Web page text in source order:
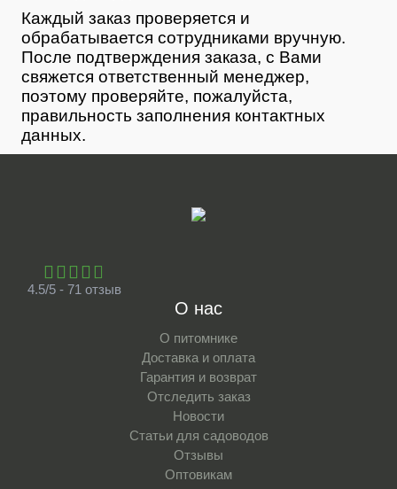
Каждый заказ проверяется и
обрабатывается сотрудниками вручную.
После подтверждения заказа, с Вами
свяжется ответственный менеджер,
поэтому проверяйте, пожалуйста,
правильность заполнения контактных
данных.
4.5/5 - 71 отзыв
О нас
О питомнике
Доставка и оплата
Гарантия и возврат
Отследить заказ
Новости
Статьи для садоводов
Отзывы
Оптовикам